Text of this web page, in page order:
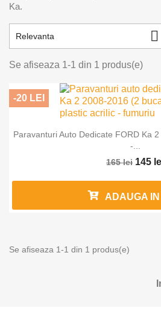
Ka.
Relevanta 
Se afiseaza 1-1 din 1 produs(e)
Paravanturi Auto Dedicate FORD Ka
-...
165 lei 145
-20 LEI
ADAUGA IN
Se afiseaza 1-1 din 1 produs(e)
Trebuie sa fi logat in contul de